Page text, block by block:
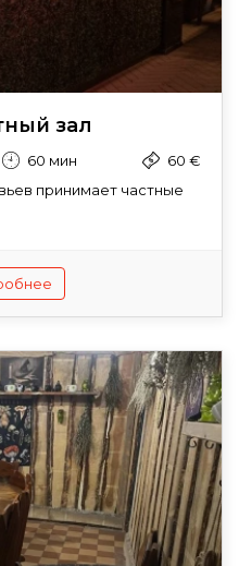
зал
60 мин
60 €
принимает частные